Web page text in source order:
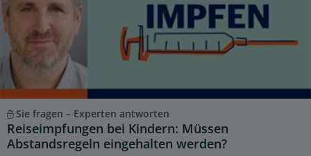
Sie fragen – Experten antworten
Reiseimpfungen bei Kindern: Müssen
Abstandsregeln eingehalten werden?